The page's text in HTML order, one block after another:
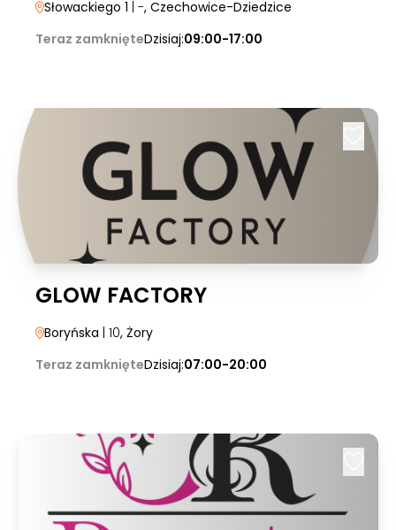
Słowackiego 1 | -, Czechowice-Dziedzice
Teraz zamknięteDzisiaj:09:00-17:00
GLOW FACTORY
Boryńska | 10, Żory
Teraz zamknięteDzisiaj:07:00-20:00